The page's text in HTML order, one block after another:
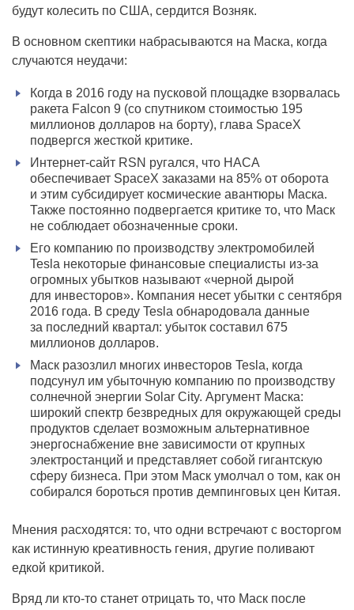
будут колесить по США, сердится Возняк.
В основном скептики набрасываются на Маска, когда
случаются неудачи:
Когда в 2016 году на пусковой площадке взорвалась
ракета Falcon 9 (со спутником стоимостью 195
миллионов долларов на борту), глава SpaceX
подвергся жесткой критике.
Интернет-сайт RSN ругался, что НАСА
обеспечивает SpaceX заказами на 85% от оборота
и этим субсидирует космические авантюры Маска.
Также постоянно подвергается критике то, что Маск
не соблюдает обозначенные сроки.
Его компанию по производству электромобилей
Tesla некоторые финансовые специалисты из-за
огромных убытков называют «черной дырой
для инвесторов». Компания несет убытки с сентября
2016 года. В среду Tesla обнародовала данные
за последний квартал: убыток составил 675
миллионов долларов.
Маск разозлил многих инвесторов Tesla, когда
подсунул им убыточную компанию по производству
солнечной энергии Solar City. Аргумент Маска:
широкий спектр безвредных для окружающей среды
продуктов сделает возможным альтернативное
энергоснабжение вне зависимости от крупных
электростанций и представляет собой гигантскую
сферу бизнеса. При этом Маск умолчал о том, как он
собирался бороться против демпинговых цен Китая.
Мнения расходятся: то, что одни встречают с восторгом
как истинную креативность гения, другие поливают
едкой критикой.
Вряд ли кто-то станет отрицать то, что Маск после